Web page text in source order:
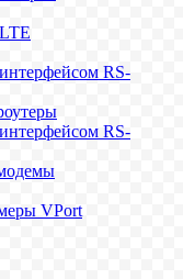
RS-
RS-
VPort